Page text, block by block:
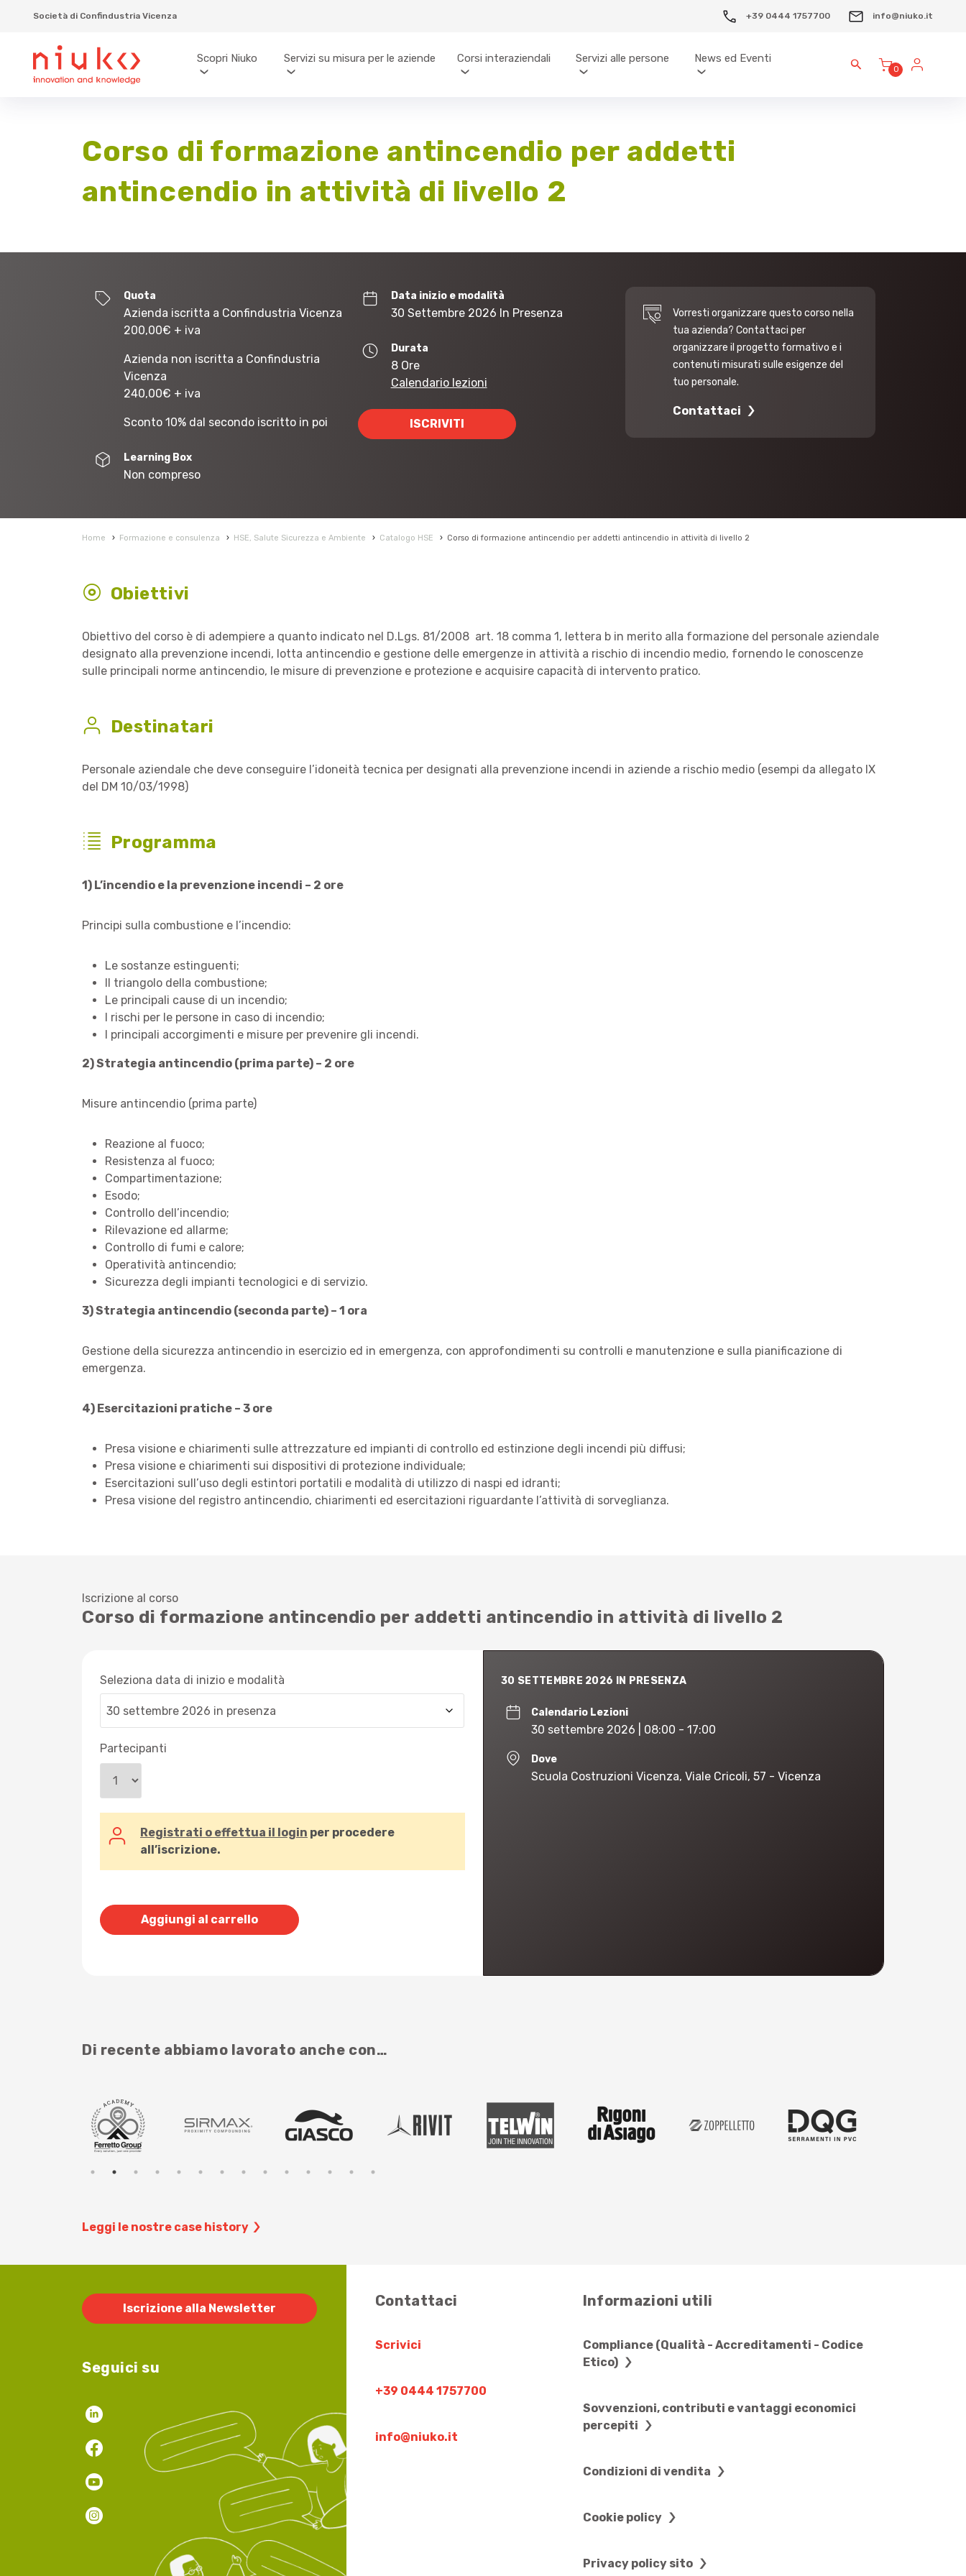
Società di Confindustria Vicenza +39 0444 1757700 info@niuko.it
0
Scopri Niuko Servizi su misura per le aziende Corsi interaziendali Servizi alle persone News ed Eventi
Corso di formazione antincendio per addetti
antincendio in attività di livello 2
Quota
Azienda iscritta a Confindustria Vicenza
200,00€ + iva
Azienda non iscritta a Confindustria
Vicenza
240,00€ + iva
Sconto 10% dal secondo iscritto in poi
Learning Box
Non compreso
Data inizio e modalità
30 Settembre 2026 In Presenza
Durata
8 Ore
Calendario lezioni
ISCRIVITI
Vorresti organizzare questo corso nella
tua azienda? Contattaci per
organizzare il progetto formativo e i
contenuti misurati sulle esigenze del
tuo personale.
Contattaci
Home › Formazione e consulenza › HSE, Salute Sicurezza e Ambiente › Catalogo HSE › Corso di formazione antincendio per addetti antincendio in attività di livello 2
Obiettivi
Obiettivo del corso è di adempiere a quanto indicato nel D.Lgs. 81/2008 art. 18 comma 1, lettera b in merito alla formazione del personale aziendale
designato alla prevenzione incendi, lotta antincendio e gestione delle emergenze in attività a rischio di incendio medio, fornendo le conoscenze
sulle principali norme antincendio, le misure di prevenzione e protezione e acquisire capacità di intervento pratico.
Destinatari
Personale aziendale che deve conseguire l’idoneità tecnica per designati alla prevenzione incendi in aziende a rischio medio (esempi da allegato IX
del DM 10/03/1998)
Programma
1) L’incendio e la prevenzione incendi – 2 ore
Principi sulla combustione e l’incendio:
Le sostanze estinguenti;
Il triangolo della combustione;
Le principali cause di un incendio;
I rischi per le persone in caso di incendio;
I principali accorgimenti e misure per prevenire gli incendi.
2) Strategia antincendio (prima parte) – 2 ore
Misure antincendio (prima parte)
Reazione al fuoco;
Resistenza al fuoco;
Compartimentazione;
Esodo;
Controllo dell’incendio;
Rilevazione ed allarme;
Controllo di fumi e calore;
Operatività antincendio;
Sicurezza degli impianti tecnologici e di servizio.
3) Strategia antincendio (seconda parte) – 1 ora
Gestione della sicurezza antincendio in esercizio ed in emergenza, con approfondimenti su controlli e manutenzione e sulla pianificazione di
emergenza.
4) Esercitazioni pratiche – 3 ore
Presa visione e chiarimenti sulle attrezzature ed impianti di controllo ed estinzione degli incendi più diffusi;
Presa visione e chiarimenti sui dispositivi di protezione individuale;
Esercitazioni sull’uso degli estintori portatili e modalità di utilizzo di naspi ed idranti;
Presa visione del registro antincendio, chiarimenti ed esercitazioni riguardante l’attività di sorveglianza.
Iscrizione al corso
Corso di formazione antincendio per addetti antincendio in attività di livello 2
Seleziona data di inizio e modalità
Partecipanti
Registrati o effettua il login per procedere
all’iscrizione.
Aggiungi al carrello
30 SETTEMBRE 2026 IN PRESENZA
Calendario Lezioni
30 settembre 2026 | 08:00 - 17:00
Dove
Scuola Costruzioni Vicenza, Viale Cricoli, 57 - Vicenza
Di recente abbiamo lavorato anche con…
Leggi le nostre case history
Iscrizione alla Newsletter
Seguici su
Contattaci
Scrivici
+39 0444 1757700
info@niuko.it
Informazioni utili
Compliance (Qualità - Accreditamenti - Codice
Etico)
Sovvenzioni, contributi e vantaggi economici
percepiti
Condizioni di vendita
Cookie policy
Privacy policy sito